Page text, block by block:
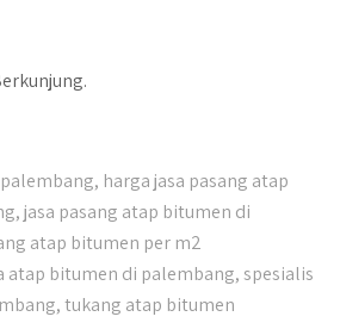
, harga jasa pasang atap
,jasa pasang atap bitumen di
atap bitumen per m2
atap bitumen di palembang,spesialis
,tukang atap bitumen